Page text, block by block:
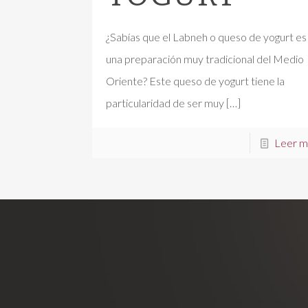
¿Sabías que el Labneh o queso de yogurt es
una preparación muy tradicional del Medio
Oriente? Este queso de yogurt tiene la
particularidad de ser muy […]
Leer